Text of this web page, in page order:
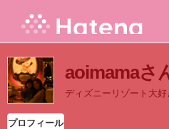
aoimamaさ
ディズニーリゾート大
プロフィール